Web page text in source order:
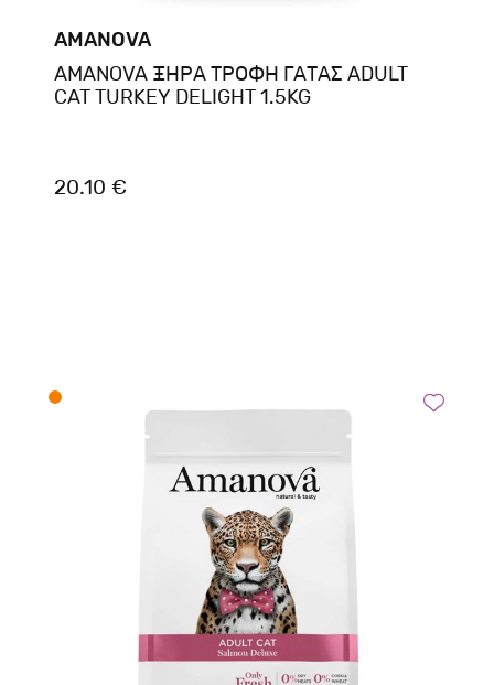
AMANOVA
AMANOVA ΞΗΡΑ ΤΡΟΦΗ ΓΑΤΑΣ ADULT
CAT TURKEY DELIGHT 1.5KG
20.10 €